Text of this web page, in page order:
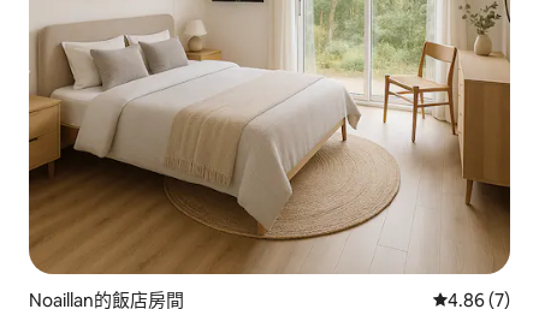
Noaillan的飯店房間 從 7 則評價
4.86 (7)